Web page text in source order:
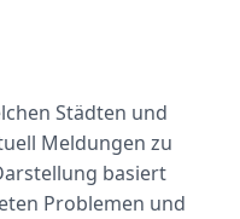
Städten und
Meldungen zu
basiert
Problemen und